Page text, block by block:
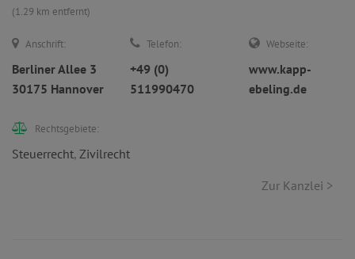
(1.29 km entfernt)
Anschrift:
Berliner Allee 3
30175 Hannover
Telefon:
+49 (0)
511990470
Webseite:
www.kapp-
ebeling.de
Rechtsgebiete:
Steuerrecht, Zivilrecht
Zur Kanzlei >